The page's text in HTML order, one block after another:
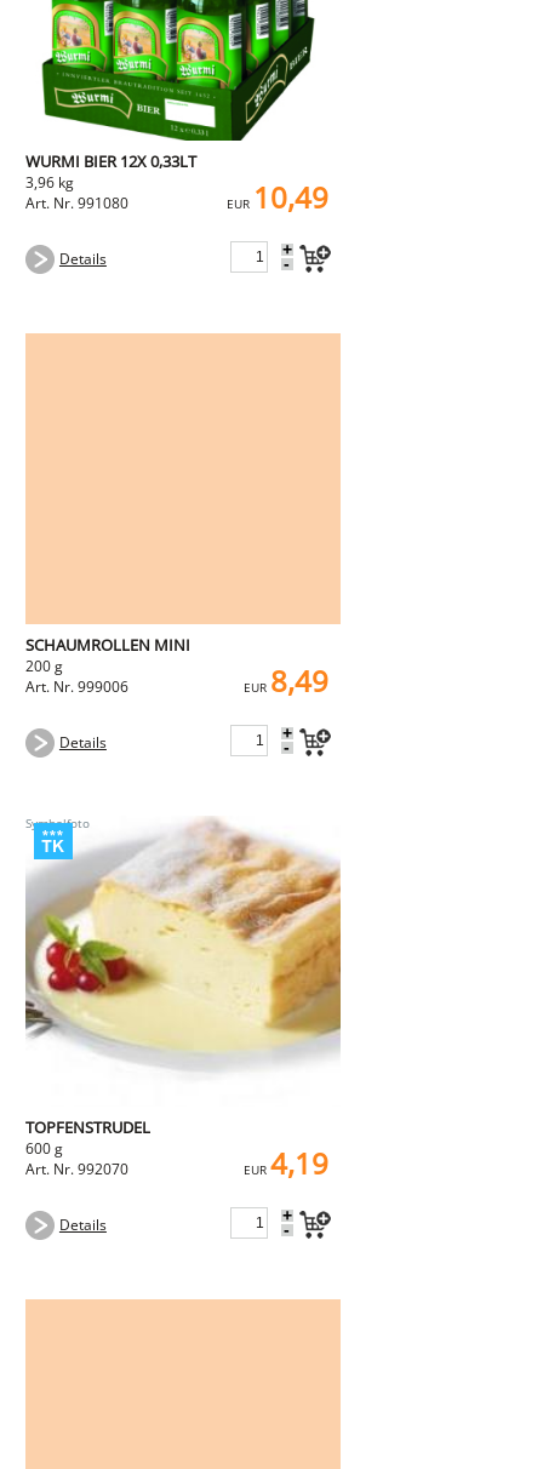
WURMI BIER 12X 0,33LT
3,96 kg
Art. Nr. 991080
EUR 10,49
Details +
-
SCHAUMROLLEN MINI
200 g
Art. Nr. 999006
EUR 8,49
Details +
-
TOPFENSTRUDEL
600 g
Art. Nr. 992070
EUR 4,19
Details +
-